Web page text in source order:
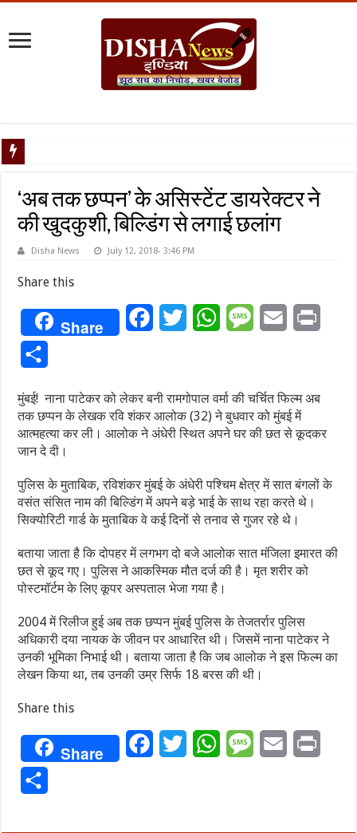
‘अब तक छप्पन’ के असिस्टेंट डायरेक्टर ने
की खुदकुशी, बिल्डिंग से लगाई छलांग
Disha News July 12, 2018- 3:46 PM
Share this
Share FacebookTwitterWhatsAppMessageEmail
मुंबई! नाना पाटेकर को लेकर बनी रामगोपाल वर्मा की चर्चित फिल्म अब
तक छप्पन के लेखक रवि शंकर आलोक (32) ने बुधवार को मुंबई में
आत्महत्या कर ली। आलोक ने अंधेरी स्थित अपने घर की छत से कूदकर
जान दे दी।
पुलिस के मुताबिक, रविशंकर मुंबई के अंधेरी पश्चिम क्षेत्र में सात बंगलों के
वसंत संसित नाम की बिल्डिंग में अपने बड़े भाई के साथ रहा करते थे।
सिक्योरिटी गार्ड के मुताबिक वे कई दिनों से तनाव से गुजर रहे थे।
बताया जाता है कि दोपहर में लगभग दो बजे आलोक सात मंजिला इमारत की
छत से कूद गए। पुलिस ने आकस्मिक मौत दर्ज की है। मृत शरीर को
पोस्टमॉर्टम के लिए कूपर अस्पताल भेजा गया है।
2004 में रिलीज हुई अब तक छप्पन मुंबई पुलिस के तेजतर्रार पुलिस
अधिकारी दया नायक के जीवन पर आधारित थी। जिसमें नाना पाटेकर ने
उनकी भूमिका निभाई थी। बताया जाता है कि जब आलोक ने इस फिल्म का
लेखन किया था, तब उनकी उम्र सिर्फ 18 बरस की थी।
Share this
Share FacebookTwitterWhatsAppMessageEmail